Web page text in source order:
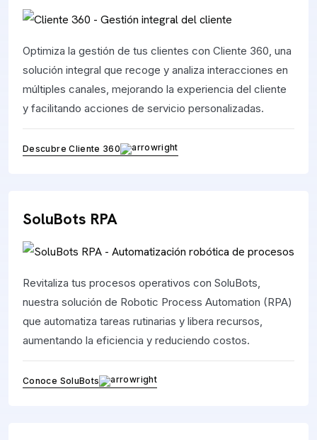
Optimiza la gestión de tus clientes con Cliente 360, una
solución integral que recoge y analiza interacciones en
múltiples canales, mejorando la experiencia del cliente
y facilitando acciones de servicio personalizadas.
Descubre Cliente 360
SoluBots RPA
Revitaliza tus procesos operativos con SoluBots,
nuestra solución de Robotic Process Automation (RPA)
que automatiza tareas rutinarias y libera recursos,
aumentando la eficiencia y reduciendo costos.
Conoce SoluBots